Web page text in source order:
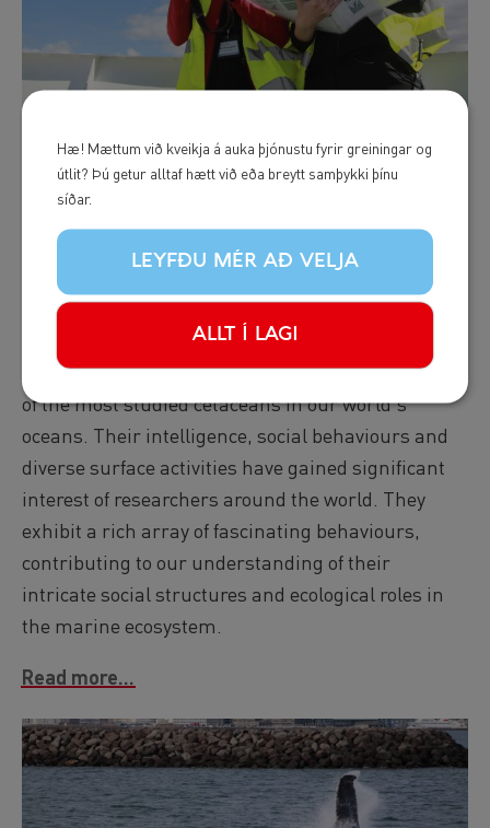
Hæ! Mættum við kveikja á auka þjónustu fyrir greiningar og
útlit? Þú getur alltaf hætt við eða breytt samþykki þínu
síðar.
LEYFÐU MÉR AÐ VELJA
ALLT Í LAGI
Image
Humpback Whale
Surface Behaviours
Humpback whales have for long captivated
humans due to their complexity, making them one
of the most studied cetaceans in our world's
oceans. Their intelligence, social behaviours and
diverse surface activities have gained significant
interest of researchers around the world. They
exhibit a rich array of fascinating behaviours,
contributing to our understanding of their
intricate social structures and ecological roles in
the marine ecosystem.
Read more...